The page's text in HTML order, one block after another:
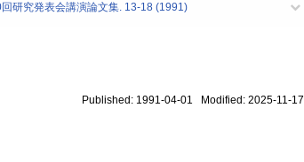
研究発表会講演論文集. 13-18 (1991)
Published: 1991-04-01 Modified: 2025-11-17